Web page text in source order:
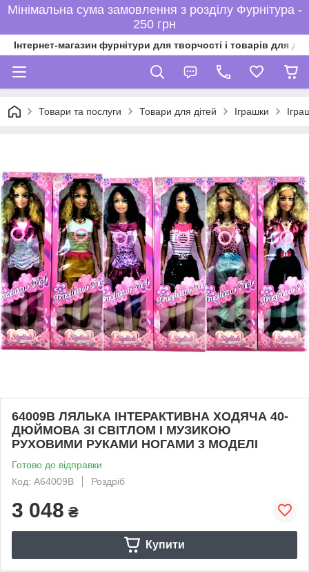
Мінімальна сума замовлення з розділу Фурнітура -
250 грн
Інтернет-магазин фурнітури для творчості і товарів для
Товари та послуги Товари для дітей Іграшки
64009B ЛЯЛЬКА ІНТЕРАКТИВНА ХОДЯЧА 40-
ДЮЙМОВА ЗІ СВІТЛОМ І МУЗИКОЮ
РУХОВИМИ РУКАМИ НОГАМИ 3 МОДЕЛІ
Готово до відправки
Код: A64009B
Роздріб
3 048 ₴
Купити